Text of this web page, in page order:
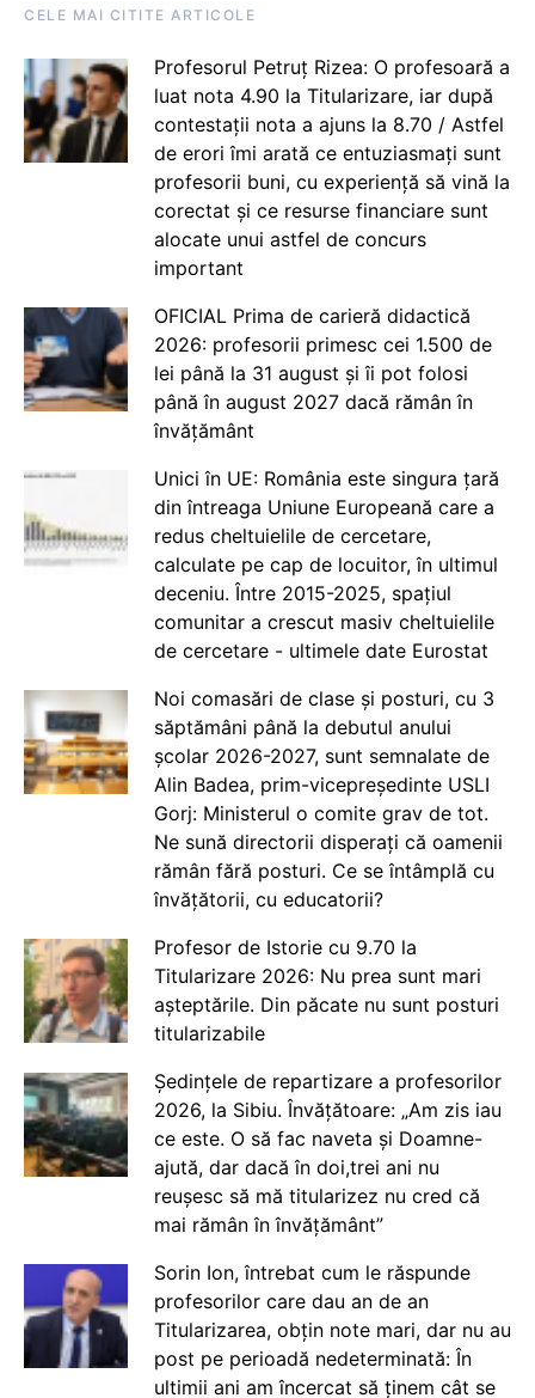
CELE MAI CITITE ARTICOLE
Profesorul Petruț Rizea: O profesoară a
luat nota 4.90 la Titularizare, iar după
contestații nota a ajuns la 8.70 / Astfel
de erori îmi arată ce entuziasmați sunt
profesorii buni, cu experiență să vină la
corectat și ce resurse financiare sunt
alocate unui astfel de concurs
important
OFICIAL Prima de carieră didactică
2026: profesorii primesc cei 1.500 de
lei până la 31 august și îi pot folosi
până în august 2027 dacă rămân în
învățământ
Unici în UE: România este singura țară
din întreaga Uniune Europeană care a
redus cheltuielile de cercetare,
calculate pe cap de locuitor, în ultimul
deceniu. Între 2015-2025, spațiul
comunitar a crescut masiv cheltuielile
de cercetare - ultimele date Eurostat
Noi comasări de clase și posturi, cu 3
săptămâni până la debutul anului
școlar 2026-2027, sunt semnalate de
Alin Badea, prim-vicepreședinte USLI
Gorj: Ministerul o comite grav de tot.
Ne sună directorii disperați că oamenii
rămân fără posturi. Ce se întâmplă cu
învățătorii, cu educatorii?
Profesor de Istorie cu 9.70 la
Titularizare 2026: Nu prea sunt mari
așteptările. Din păcate nu sunt posturi
titularizabile
Ședințele de repartizare a profesorilor
2026, la Sibiu. Învățătoare: „Am zis iau
ce este. O să fac naveta și Doamne-
ajută, dar dacă în doi,trei ani nu
reușesc să mă titularizez nu cred că
mai rămân în învățământ”
Sorin Ion, întrebat cum le răspunde
profesorilor care dau an de an
Titularizarea, obțin note mari, dar nu au
post pe perioadă nedeterminată: În
ultimii ani am încercat să ținem cât se